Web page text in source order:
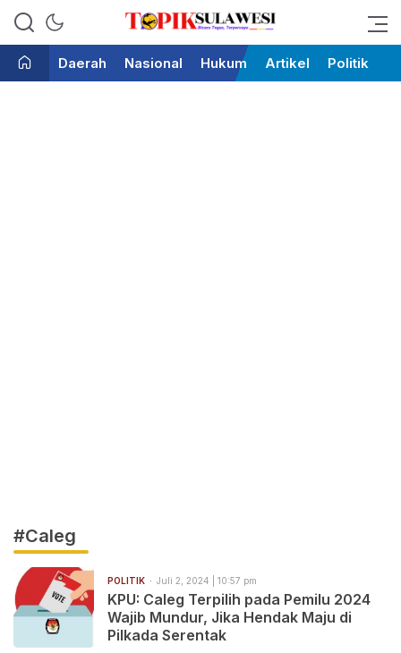
Topik Sulawesi
Bicara Tegas Terpercaya
Daerah
Nasional Hukum Artikel Politik
#Caleg
POLITIK Juli 2, 2024 | 10:57 pm
KPU: Caleg Terpilih pada Pemilu 2024
Wajib Mundur, Jika Hendak Maju di
Pilkada Serentak